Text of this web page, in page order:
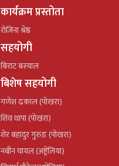
कार्यक्रम प्रस्तोता
रोजिना श्रेष्ठ
सहयोगी
बिराट बस्याल
बिशेष सहयोगी
गणेश ढकाल (पोखरा)
शिव थापा (पोखरा)
शेर बहादुर गुरुङ (पोखरा)
नबीन घायल (अष्ट्रेलिया)